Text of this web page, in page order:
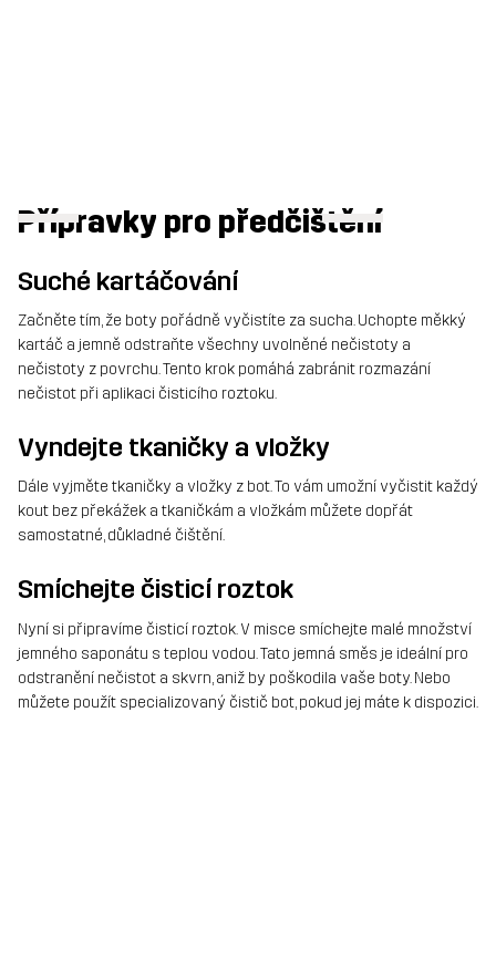
Přípravky pro předčištění
Suché kartáčování
Začněte tím, že boty pořádně vyčistíte za sucha. Uchopte měkký
kartáč a jemně odstraňte všechny uvolněné nečistoty a
nečistoty z povrchu. Tento krok pomáhá zabránit rozmazání
nečistot při aplikaci čisticího roztoku.
Vyndejte tkaničky a vložky
Dále vyjměte tkaničky a vložky z bot. To vám umožní vyčistit každý
kout bez překážek a tkaničkám a vložkám můžete dopřát
samostatné, důkladné čištění.
Smíchejte čisticí roztok
Nyní si připravíme čisticí roztok. V misce smíchejte malé množství
jemného saponátu s teplou vodou. Tato jemná směs je ideální pro
odstranění nečistot a skvrn, aniž by poškodila vaše boty. Nebo
můžete použít specializovaný čistič bot, pokud jej máte k dispozici.